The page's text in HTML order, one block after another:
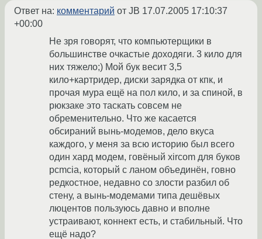
Ответ на: комментарий от JB 17.07.2005 17:10:37
+00:00
Не зря говорят, что компьютерщики в
большинстве очкастые доходяги. 3 кило для
них тяжело;) Мой бук весит 3,5
кило+картридер, диски зарядка от кпк, и
прочая мура ещё на пол кило, и за спиной, в
рюкзаке это таскать совсем не
обременительно. Что же касается
обсираний вынь-модемов, дело вкуса
каждого, у меня за всю историю был всего
один хард модем, говёный xircom для буков
pcmcia, который с ланом объединён, говно
редкостное, недавно со злости разбил об
стену, а вынь-модемами типа дешёвых
люцентов пользуюсь давно и вполне
устраивают, коннект есть, и стабильный. Что
ещё надо?